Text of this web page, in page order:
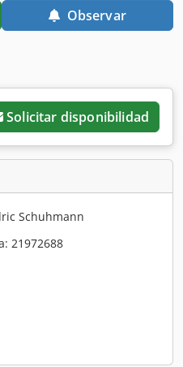
Observar
Solicitar disponibilidad
Schuhmann
21972688